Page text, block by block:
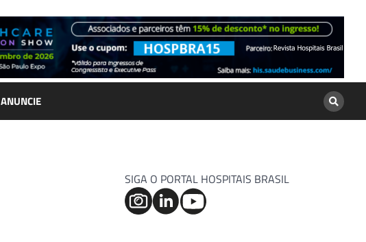
ANUNCIE
SIGA O PORTAL HOSPITAIS BRASIL